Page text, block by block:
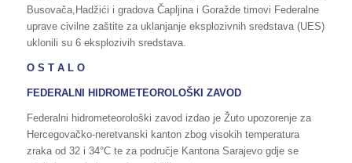
Busovača,Hadžići i gradova Čapljina i Goražde timovi Federalne
uprave civilne zaštite za uklanjanje eksplozivnih sredstava (UES)
uklonili su 6 eksplozivih sredstava.
O S T A L O
FEDERALNI HIDROMETEOROLOŠKI ZAVOD
Federalni hidrometeorološki zavod izdao je Žuto upozorenje za
Hercegovačko-neretvanski kanton zbog visokih temperatura
zraka od 32 i 34°C te za područje Kantona Sarajevo gdje se